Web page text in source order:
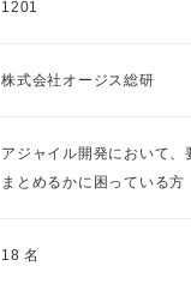
1201
株式会社オージス総研
アジャイル開発において、
まとめるかに困っている方
18 名